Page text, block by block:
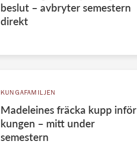
beslut – avbryter semestern
direkt
KUNGAFAMILJEN
Madeleines fräcka kupp inför
kungen – mitt under
semestern